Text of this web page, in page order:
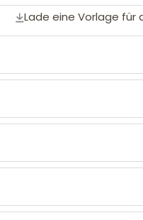
Lade eine Vorlage für